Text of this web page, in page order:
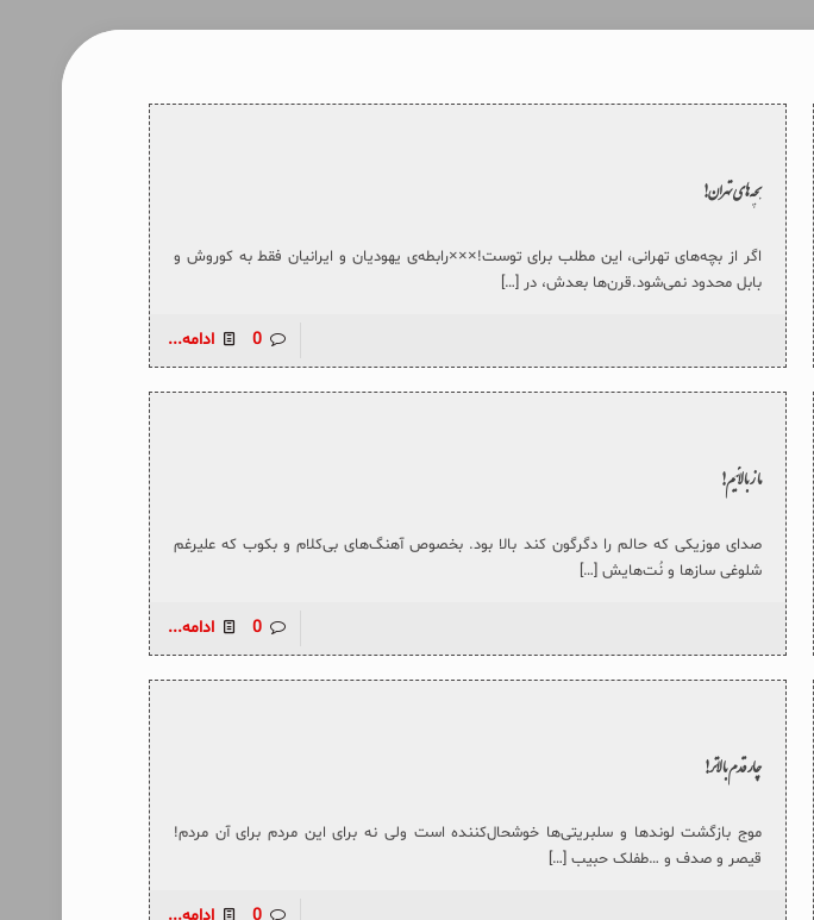
بچه‌های تهران!
اگر از بچه‌های تهرانی، این مطلب برای توست!×××رابطه‌ی یهودیان و ایرانیان فقط به کوروش و
بابل محدود نمی‌شود.قرن‌ها بعدش، در […]
0 ادامه...
ما ز بالائیم!
صدای موزیکی که حالم را دگرگون کند بالا بود. بخصوص آهنگ‌های بی‌کلام و بکوب که علیرغم
شلوغی سازها و نُت‌هایش […]
0 ادامه...
چار قدم بالاتر!
موج بازگشت لوندها و سلبریتی‌ها خوشحال‌کننده است ولی نه برای این مردم برای آن مردم!
قیصر و صدف و …طفلک حبیب […]